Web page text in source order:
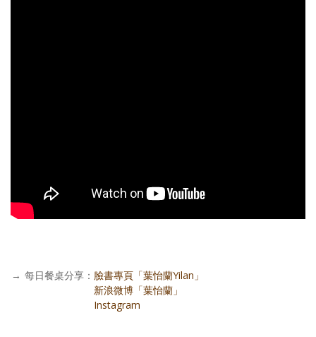
→ 每日餐桌分享： 臉書專頁「葉怡蘭Yilan」
新浪微博「葉怡蘭」
Instagram